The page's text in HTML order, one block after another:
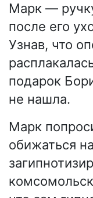
Марк —
после его
Узнав, что
подарок
не нашла.
Марк
обижаться